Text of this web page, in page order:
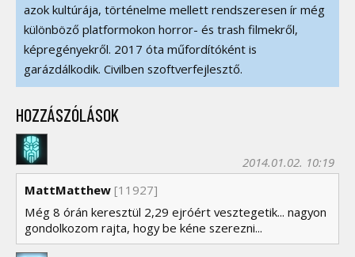
azok kultúrája, történelme mellett rendszeresen ír még
különböző platformokon horror- és trash filmekről,
képregényekről. 2017 óta műfordítóként is
garázdálkodik. Civilben szoftverfejlesztő.
HOZZÁSZÓLÁSOK
MattMatthew
2014.01.02. 10:19
[11927]
Még 8 órán keresztül 2,29 ejróért vesztegetik... nagyon
gondolkozom rajta, hogy be kéne szerezni...